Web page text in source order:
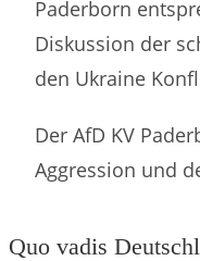
Paderborn
Diskussion der
den Ukraine
Der AfD KV
Aggression und
Quo vadis